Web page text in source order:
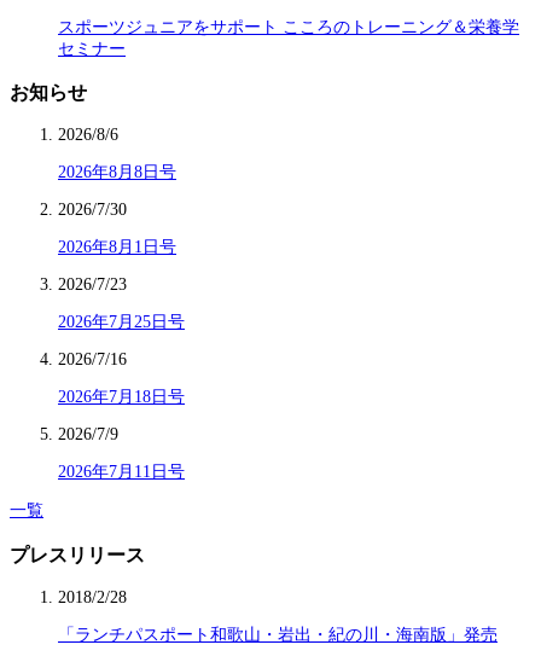
スポーツジュニアをサポート こころのトレーニング＆栄養学
セミナー
お知らせ
2026/8/6
2026年8月8日号
2026/7/30
2026年8月1日号
2026/7/23
2026年7月25日号
2026/7/16
2026年7月18日号
2026/7/9
2026年7月11日号
一覧
プレスリリース
2018/2/28
「ランチパスポート和歌山・岩出・紀の川・海南版」発売